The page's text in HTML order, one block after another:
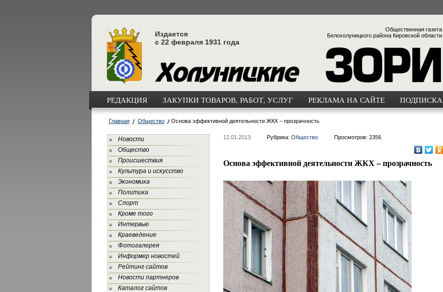
Издается
с 22 февраля 1931 года
Общественная газета
Белохолуницкого района Кировской области
РЕДАКЦИЯ ЗАКУПКИ ТОВАРОВ, РАБОТ, УСЛУГ РЕКЛАМА НА САЙТЕ ПОДПИСКА
Главная Общество Основа эффективной деятельности ЖКХ – прозрачность
Новости
Общество
Происшествия
Культура и искусство
Экономика
Политика
Спорт
Кроме того
Интервью
Краеведение
Фотогалерея
Информер новостей
Рейтинг сайтов
Новости партнеров
Каталог сайтов
12.01.2013 Рубрика: Общество Просмотров: 2356
Основа эффективной деятельности ЖКХ – прозрачность